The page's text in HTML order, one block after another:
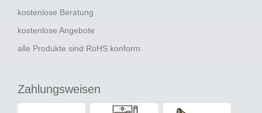
kostenlose Beratung
kostenlose Angebote
alle Produkte sind RoHS konform
Zahlungsweisen